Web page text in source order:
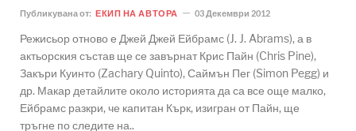
Публикувана от: ЕКИП НА АВТОРА 03 Декември 2012
Режисьор отново е Джей Джей Ейбрамс (J. J. Abrams), а в
актьорския състав ще се завърнат Крис Пайн (Chris Pine),
Закъри Куинто (Zachary Quinto), Саймън Пег (Simon Pegg) и
др. Макар детайлите около историята да са все още малко,
Ейбрамс разкри, че капитан Кърк, изигран от Пайн, ще
тръгне по следите на..